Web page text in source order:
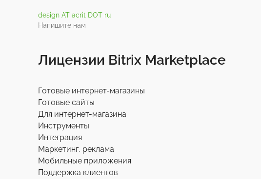
design AT acrit DOT ru
Напишите нам
Лицензии Bitrix Marketplace
Готовые интернет-магазины
Готовые сайты
Для интернет-магазина
Инструменты
Интеграция
Маркетинг, реклама
Мобильные приложения
Поддержка клиентов